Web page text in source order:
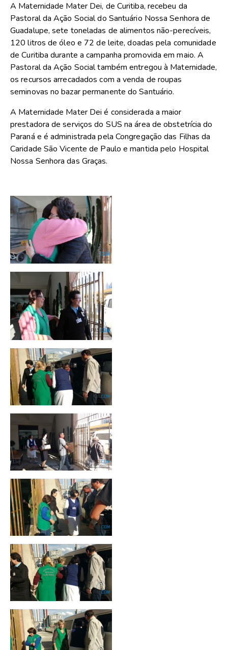
A Maternidade Mater Dei, de Curitiba, recebeu da
Pastoral da Ação Social do Santuário Nossa Senhora de
Guadalupe, sete toneladas de alimentos não-perecíveis,
120 litros de óleo e 72 de leite, doadas pela comunidade
de Curitiba durante a campanha promovida em maio. A
Pastoral da Ação Social também entregou à Maternidade,
os recursos arrecadados com a venda de roupas
seminovas no bazar permanente do Santuário.
A Maternidade Mater Dei é considerada a maior
prestadora de serviços do SUS na área de obstetrícia do
Paraná e é administrada pela Congregação das Filhas da
Caridade São Vicente de Paulo e mantida pelo Hospital
Nossa Senhora das Graças.